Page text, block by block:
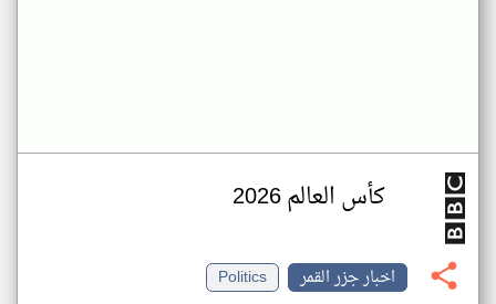
كأس العالم 2026
اخبار جزر القمر
Politics